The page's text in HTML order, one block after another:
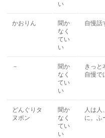
い
かおりん
聞か
なく
てい
い
自慢話
－
聞か
なく
てい
い
きっと
自慢で
どんぐりタ
ヌポン
聞か
なく
てい
い
人は人
に。ふ